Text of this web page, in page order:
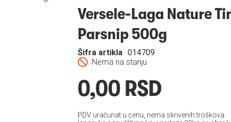
želja
Versele-Laga Nature
Parsnip 500g
Nema na stanju
Šifra artikla 014709
0,00 RSD
PDV uračunat u cenu, nema skrivenih troškova.